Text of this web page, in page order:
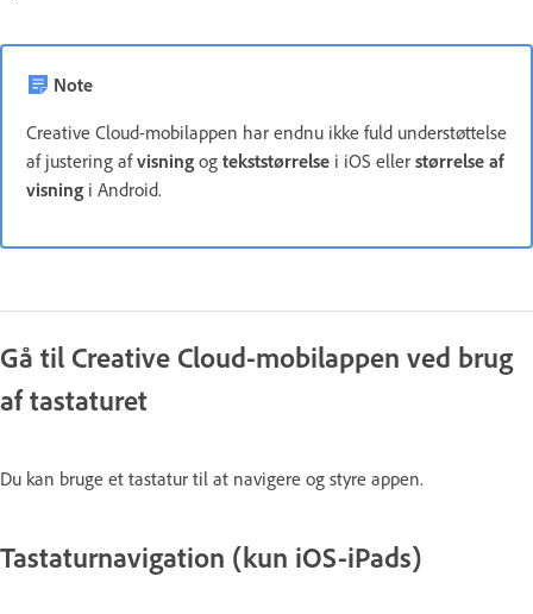
Note
Creative Cloud-mobilappen har endnu ikke fuld understøttelse
af justering afvisning og tekststørrelse i iOS eller størrelse af
visning i Android.
Gå til Creative Cloud-mobilappen ved brug
af tastaturet
Du kan bruge et tastatur til at navigere og styre appen.
Tastaturnavigation (kun iOS-iPads)